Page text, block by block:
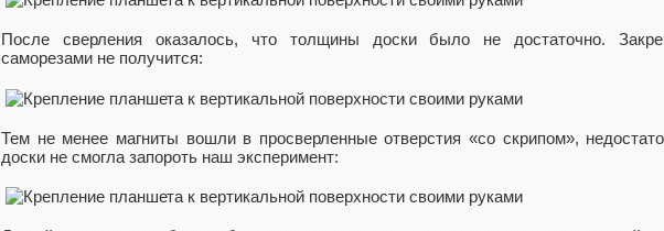
После сверления оказалось, что толщины доски было не достаточно.
саморезами не получится:
Тем не менее магниты вошли в просверленные отверстия «со скрипом»,
доски не смогла запороть наш эксперимент: